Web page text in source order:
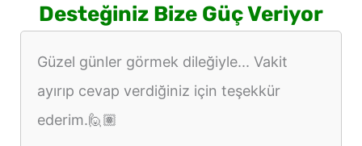
Desteğiniz Bize Güç Veriyor
Güzel günler görmek dileğiyle... Vakit
ayırıp cevap verdiğiniz için teşekkür
ederim.🙋🏽